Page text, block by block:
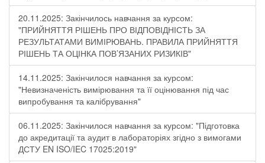
20.11.2025: Закінчилось навчання за курсом:
"ПРИЙНЯТТЯ РІШЕНЬ ПРО ВІДПОВІДНІСТЬ ЗА
РЕЗУЛЬТАТАМИ ВИМІРЮВАНЬ. ПРАВИЛА ПРИЙНЯТТЯ
РІШЕНЬ ТА ОЦІНКА ПОВ’ЯЗАНИХ РИЗИКІВ"
14.11.2025: Закінчилося навчання за курсом:
"Невизначеність вимірювання та її оцінювання під час
випробування та калібрування"
06.11.2025: Закінчилося навчання за курсом: "Підготовка
до акредитації та аудит в лабораторіях згідно з вимогами
ДСТУ EN ISO/IEC 17025:2019"